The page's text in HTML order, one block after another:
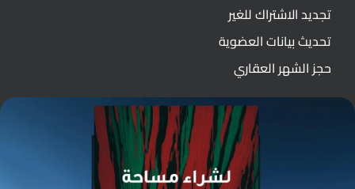
تجديد الاشتراك للغير
تحديث بيانات العضوية
حجز الشهر العقاري